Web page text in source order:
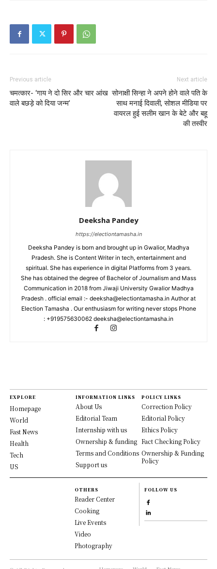
Previous article
चमत्कार- ‘गाय ने दो सिर और चार आंख
वाले बछड़े को दिया जन्म’
Next article
सोनाक्षी सिन्हा ने अपने होने वाले पति के
साथ मनाई दिवाली, सोशल मीडिया पर
वायरल हुई सलीम खान के बेटे और बहू
की तस्वीर
Deeksha Pandey
https://electiontamasha.in
Deeksha Pandey is born and brought up in Gwalior, Madhya
Pradesh. She is Content Writer in tech, entertainment and
spiritual. She has experience in digital Platforms from 3 years.
She has obtained the degree of Bachelor of Journalism and Mass
Communication in 2018 from Jiwaji University Gwalior Madhya
Pradesh . official email :- deeksha@electiontamasha.in Author at
Election Tamasha . Our enthusiasm for writing never stops Phone
: +919575630062 deeksha@electiontamasha.in
EXPLORE
Homepage
World
Fast News
Health
Tech
US
INFORMATION LINKS
About Us
Editorial Team
Internship with us
Ownership & funding
Terms and Conditions
Support us
POLICY LINKS
Correction Policy
Editorial Policy
Ethics Policy
Fact Checking Policy
Ownership & Funding
Policy
OTHERS
Reader Center
Cooking
Live Events
Video
Photography
FOLLOW US